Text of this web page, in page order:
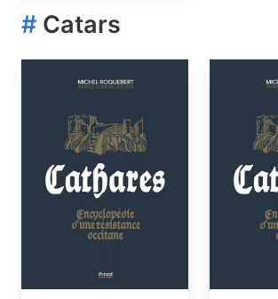
# Catars